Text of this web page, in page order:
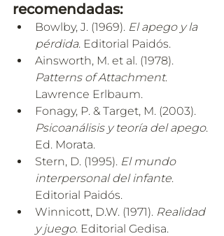
recomendadas:
Bowlby, J. (1969). El apego y la
pérdida. Editorial Paidós.
Ainsworth, M. et al. (1978).
Patterns of Attachment.
Lawrence Erlbaum.
Fonagy, P. & Target, M. (2003).
Psicoanálisis y teoría del apego.
Ed. Morata.
Stern, D. (1995). El mundo
interpersonal del infante.
Editorial Paidós.
Winnicott, D.W. (1971). Realidad
y juego. Editorial Gedisa.